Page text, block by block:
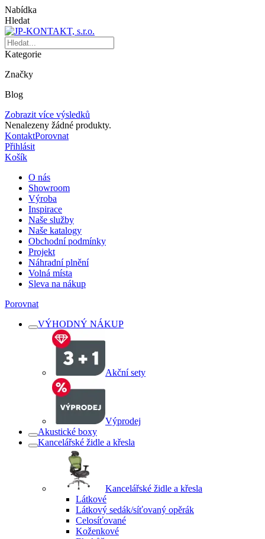
Nabídka
Hledat
Kategorie
Značky
Blog
Zobrazit více výsledků
Nenalezeny žádné produkty.
KontaktPorovnat
Přihlásit
Košík
O nás
Showroom
Výroba
Inspirace
Naše služby
Naše katalogy
Obchodní podmínky
Projekt
Náhradní plnění
Volná místa
Sleva na nákup
Porovnat
VÝHODNÝ NÁKUP
Akční sety
Výprodej
Akustické boxy
Kancelářské židle a křesla
Kancelářské židle a křesla
Látkové
Látkový sedák/síťovaný opěrák
Celosíťované
Koženkové